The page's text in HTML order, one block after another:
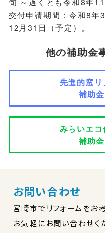
旬 ～遅くとも令和8年11
交付申請期間：令和8年
12月31日（予定）。
他の補助金
先進的窓
補助
みらいエ
補助
お問い合わせ
宮崎市でリフォームをお
お気軽にお問い合わせく